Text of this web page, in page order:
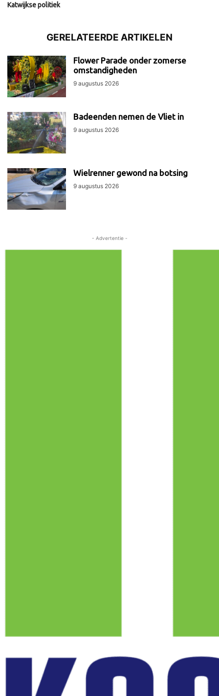
Katwijkse politiek
GERELATEERDE ARTIKELEN
Flower Parade onder zomerse
omstandigheden
9 augustus 2026
Badeenden nemen de Vliet in
9 augustus 2026
Wielrenner gewond na botsing
9 augustus 2026
- Advertentie -